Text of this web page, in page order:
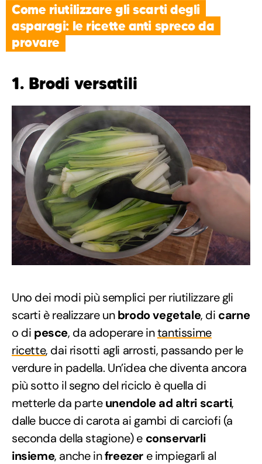
Come riutilizzare gli scarti degli
asparagi: le ricette anti spreco da
provare
1. Brodi versatili
Uno dei modi più semplici per riutilizzare gli
scarti è realizzare unbrodo vegetale, di carne
o di pesce, da adoperare intantissime
ricette, dai risotti agli arrosti, passando per le
verdure in padella. Un’idea che diventa ancora
più sotto il segno del riciclo è quella di
metterle da parteunendole ad altri scarti,
dalle bucce di carota ai gambi di carciofi (a
seconda della stagione) e conservarli
insieme, anche infreezer e impiegarli al